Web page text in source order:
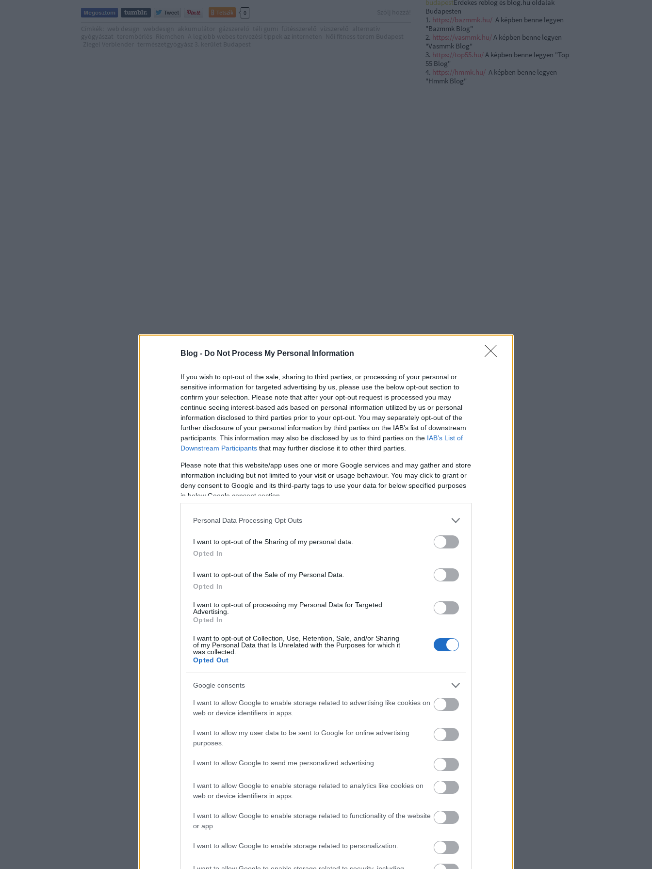
Blog - Do Not Process My Personal Information
If you wish to opt-out of the sale, sharing to third parties, or processing of your personal or
sensitive information for targeted advertising by us, please use the below opt-out section to
confirm your selection. Please note that after your opt-out request is processed you may
continue seeing interest-based ads based on personal information utilized by us or personal
information disclosed to third parties prior to your opt-out. You may separately opt-out of the
further disclosure of your personal information by third parties on the IAB’s list of downstream
participants. This information may also be disclosed by us to third parties on the IAB’s List of
Downstream Participants that may further disclose it to other third parties.
Please note that this website/app uses one or more Google services and may gather and store
information including but not limited to your visit or usage behaviour. You may click to grant or
deny consent to Google and its third-party tags to use your data for below specified purposes
in below Google consent section.
Personal Data Processing Opt Outs
I want to opt-out of the Sharing of my personal data.
Opted In
I want to opt-out of the Sale of my Personal Data.
Opted In
I want to opt-out of processing my Personal Data for Targeted
Advertising.
Opted In
I want to opt-out of Collection, Use, Retention, Sale, and/or Sharing
of my Personal Data that Is Unrelated with the Purposes for which it
was collected.
Opted Out
Google consents
I want to allow Google to enable storage related to advertising like cookies on
web or device identifiers in apps.
I want to allow my user data to be sent to Google for online advertising
purposes.
I want to allow Google to send me personalized advertising.
I want to allow Google to enable storage related to analytics like cookies on
web or device identifiers in apps.
I want to allow Google to enable storage related to functionality of the website
or app.
I want to allow Google to enable storage related to personalization.
Tetszik 0
budapestÉrdekes reblog és blog.hu oldalak
Budapesten
1. https://bazmmk.hu/ A képben benne legyen
"Bazmmk Blog"
2. https://vasmmk.hu/A képben benne legyen
"Vasmmk Blog"
3. https://top55.hu/A képben benne legyen "Top
55 Blog"
4. https://hmmk.hu/ A képben benne legyen
"Hmmk Blog"